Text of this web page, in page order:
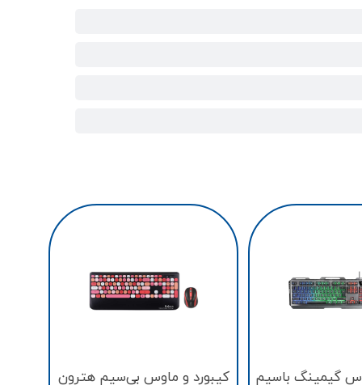
گیمینگ باسیم
کیبورد و ماوس بی‌سیم هترون